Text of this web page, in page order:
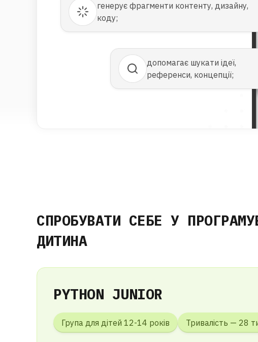
генерує фрагменти контенту, дизайну,
коду;
допомагає шукати ідеї,
референси, концепції;
СПРОБУВАТИ СЕБЕ У
ДИТИНА
PYTHON JUNIOR
Група для дітей 12-14 років Тривалість — 28